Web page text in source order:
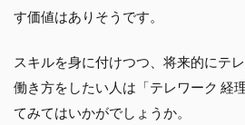
す価値はありそうです。
スキルを身に付けつつ、将来的にテ
働き方をしたい人は「テレワーク 経
てみてはいかがでしょうか。